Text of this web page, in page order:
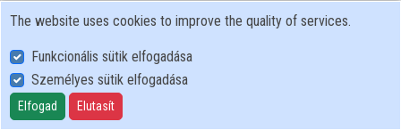
User Policy
Adatkezelési tájékoztató (en)
Cookie Policy
The website uses cookies to improve the quality of services.
Funkcionális sütik elfogadása
Személyes sütik elfogadása
Elfogad Elutasít